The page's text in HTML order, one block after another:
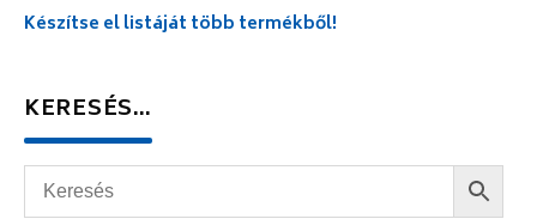
Készítse el listáját több termékből!
KERESÉS…